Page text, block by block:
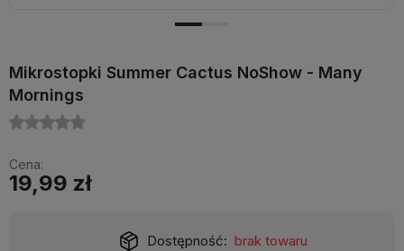
Mikrostopki Summer Cactus NoShow - Many
Mornings
Cena:
19,99 zł
Dostępność: brak towaru